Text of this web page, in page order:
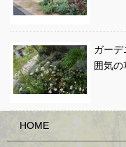
ガー
囲気の
HOME